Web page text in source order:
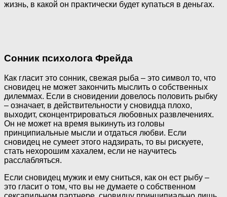
жизнь, в какой он практически будет купаться в деньгах.
Сонник психолога Фрейда
Как гласит это сонник, свежая рыба – это символ то, что
сновидец не может закончить мыслить о собственных
дилеммах. Если в сновидении довелось половить рыбку
– означает, в действительности у сновидца плохо,
выходит, сконцентрироваться любовных развлечениях.
Он не может на время выкинуть из головы
принципиальные мысли и отдаться любви. Если
сновидец не сумеет этого надзирать, то вы рискуете,
стать нехорошим хахалем, если не научитесь
расслабляться.
Если сновидец мужик и ему сниться, как он ест рыбу –
это гласит о том, что вы не думаете о собственном